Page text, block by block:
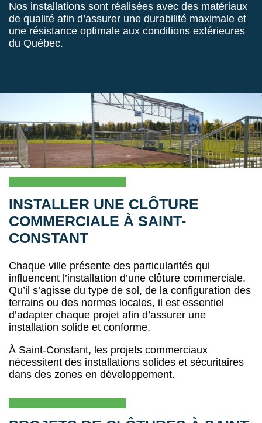
Nos installations sont réalisées avec des matériaux
de qualité afin d’assurer une durabilité maximale et
une résistance optimale aux conditions extérieures
du Québec.
INSTALLER UNE CLÔTURE
COMMERCIALE À SAINT-
CONSTANT
Chaque ville présente des particularités qui
influencent l’installation d’une clôture commerciale.
Qu’il s’agisse du type de sol, de la configuration des
terrains ou des normes locales, il est essentiel
d’adapter chaque projet afin d’assurer une
installation solide et conforme.
À Saint-Constant, les projets commerciaux
nécessitent des installations solides et sécuritaires
dans des zones en développement.